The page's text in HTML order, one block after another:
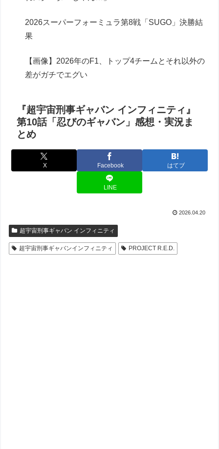
2026スーパーフォーミュラ第8戦「SUGO」決勝結
果
【画像】2026年のF1、トップ4チームとそれ以外の
差がガチでエグい
『超宇宙刑事ギャバン インフィニティ』
第10話「忍びのギャバン」感想・実況ま
とめ
X Facebook はてブ
LINE
2026.04.20
超宇宙刑事ギャバン インフィニティ
超宇宙刑事ギャバンインフィニティ PROJECT R.E.D.